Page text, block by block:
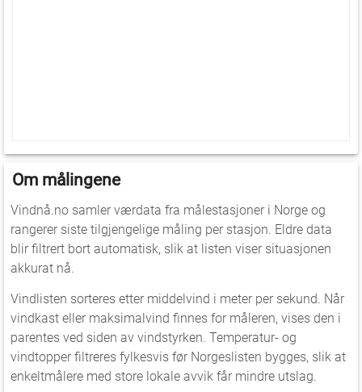
Om målingene
Vindnå.no samler værdata fra målestasjoner i Norge og
rangerer siste tilgjengelige måling per stasjon. Eldre data
blir filtrert bort automatisk, slik at listen viser situasjonen
akkurat nå.
Vindlisten sorteres etter middelvind i meter per sekund. Når
vindkast eller maksimalvind finnes for måleren, vises den i
parentes ved siden av vindstyrken. Temperatur- og
vindtopper filtreres fylkesvis før Norgeslisten bygges, slik at
enkeltmålere med store lokale avvik får mindre utslag.